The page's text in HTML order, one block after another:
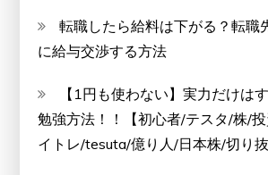
転職したら給料は下がる？転職
に給与交渉する方法
【1円も使わない】実力だけは
勉強方法！！【初心者/テスタ/株/
イトレ/tesuta/億り人/日本株/切り抜